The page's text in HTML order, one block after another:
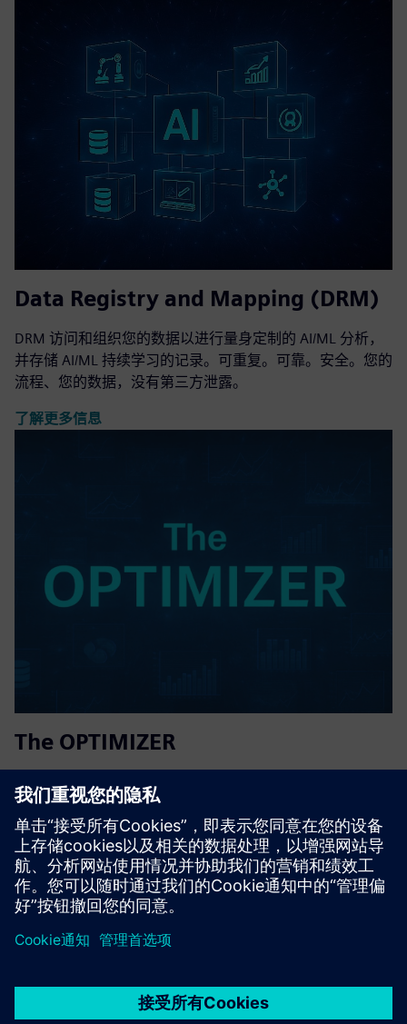
Data Registry and Mapping (DRM)
DRM 访问和组织您的数据以进行量身定制的 AI/ML 分析，
并存储 AI/ML 持续学习的记录。可重复。可靠。安全。您的
流程、您的数据，没有第三方泄露。
了解更多信息
The OPTIMIZER
对真实过程数据进行高级闭环人工智能/机器学习分析-解锁
过程输入和控制参数的最佳组合，以快速提高产量、质量、
正常运行时间和盈利绩效。
了解更多信息